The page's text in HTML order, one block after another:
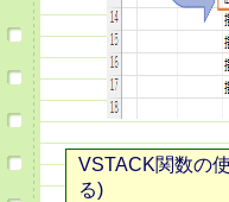
VSTACK関数の
る)